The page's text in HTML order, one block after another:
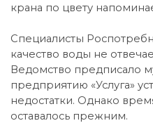
крана по цвету
Специалисты
качество воды не
Ведомство предписало
предприятию «Услуга»
недостатки. Однако
оставалось прежним.